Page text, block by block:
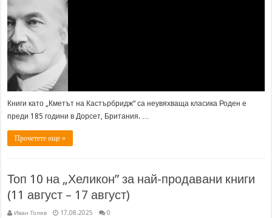
Книги като „Кметът на Кастърбридж“ са неувяхваща класика Роден е
преди 185 години в Дорсет, Британия. …
Прочетете още »
Топ 10 на „Хеликон” за най-продавани книги
(11 август – 17 август)
Иван Голев 17.08.2025 0